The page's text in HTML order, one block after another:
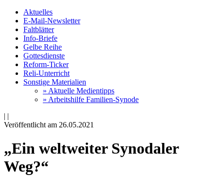
Aktuelles
E-Mail-Newsletter
Faltblätter
Info-Briefe
Gelbe Reihe
Gottesdienste
Reform-Ticker
Reli-Unterricht
Sonstige Materialien
» Aktuelle Medientipps
» Arbeitshilfe Familien-Synode
| |
Veröffentlicht am 26­.05.2021
„Ein weltweiter Synodaler
Weg?“